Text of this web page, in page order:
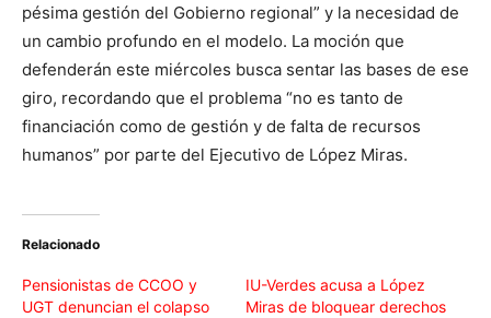
pésima gestión del Gobierno regional” y la necesidad de
un cambio profundo en el modelo. La moción que
defenderán este miércoles busca sentar las bases de ese
giro, recordando que el problema “no es tanto de
financiación como de gestión y de falta de recursos
humanos” por parte del Ejecutivo de López Miras.
Relacionado
Pensionistas de CCOO y
UGT denuncian el colapso
IU-Verdes acusa a López
Miras de bloquear derechos